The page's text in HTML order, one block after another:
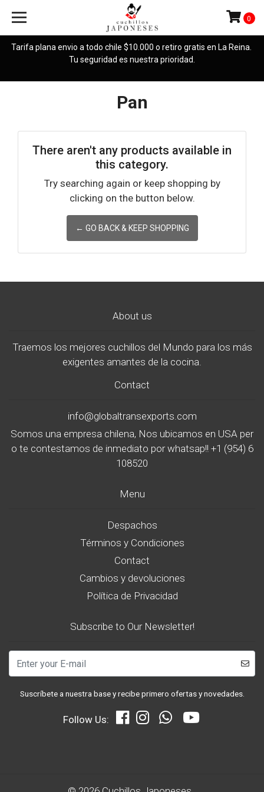
Tarifa plana envio a todo chile $10.000 o retiro gratis en La Reina.
Tu seguridad es nuestra prioridad.
0
Pan
There aren't any products available in
this category.
Try searching again or keep shopping by
clicking on the button below.
← GO BACK & KEEP SHOPPING
About us
Traemos los mejores cuchillos del Mundo para los más
exigentes amantes de la cocina.
Contact
info@globaltransexports.com
Somos una empresa chilena, Nos ubicamos en USA per
o te contestamos de inmediato por whatsap!! +1 (954) 6
108520
Menu
Despachos
Términos y Condiciones
Contact
Cambios y devoluciones
Política de Privacidad
Subscribe to Our Newsletter!
Suscríbete a nuestra base y recibe primero ofertas y novedades.
Follow Us: